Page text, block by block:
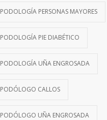
PODOLOGÍA PERSONAS MAYORES
PODOLOGÍA PIE DIABÉTICO
PODOLOGÍA UÑA ENGROSADA
PODÓLOGO CALLOS
PODÓLOGO UÑA ENGROSADA